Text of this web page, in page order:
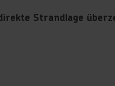
Strandlage